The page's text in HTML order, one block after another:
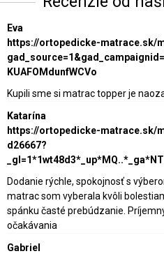
Eva
https://ortopedicke-matrace.sk/
KUAFOMdunfWCVo
Kupili sme si matrac topper je
Katarína
https://ortopedicke-matrace.sk/
d26667?
Dodanie rýchle, spokojnosť s
matrac som vyberala kvôli
spánku časté prebúdzanie.
očakávania
Gabriel